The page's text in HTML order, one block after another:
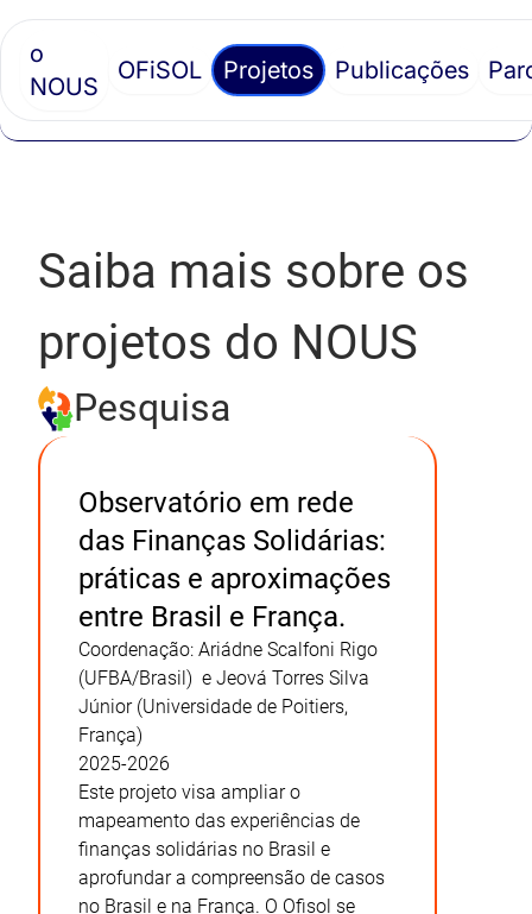
o
NOUS
OFiSOL Projetos Publicações
Saiba mais sobre os
projetos do NOUS
Pesquisa
Observatório em rede
das Finanças Solidárias:
práticas e aproximações
entre Brasil e França.
Coordenação: Ariádne Scalfoni Rigo
(UFBA/Brasil) e Jeová Torres Silva
Júnior (Universidade de Poitiers,
França)
2025-2026
Este projeto visa ampliar o
mapeamento das experiências de
finanças solidárias no Brasil e
aprofundar a compreensão de casos
no Brasil e na França. O Ofisol se